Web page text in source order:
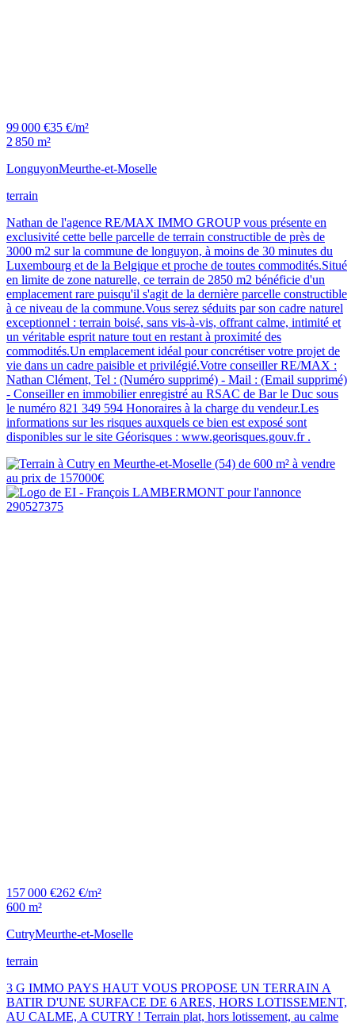
99 000 €35 €/m²
2 850 m²
LonguyonMeurthe-et-Moselle
terrain
Nathan de l'agence RE/MAX IMMO GROUP vous présente en
exclusivité cette belle parcelle de terrain constructible de près de
3000 m2 sur la commune de longuyon, à moins de 30 minutes du
Luxembourg et de la Belgique et proche de toutes commodités.Situé
en limite de zone naturelle, ce terrain de 2850 m2 bénéficie d'un
emplacement rare puisqu'il s'agit de la dernière parcelle constructible
à ce niveau de la commune.Vous serez séduits par son cadre naturel
exceptionnel : terrain boisé, sans vis-à-vis, offrant calme, intimité et
un véritable esprit nature tout en restant à proximité des
commodités.Un emplacement idéal pour concrétiser votre projet de
vie dans un cadre paisible et privilégié.Votre conseiller RE/MAX :
Nathan Clément, Tel : (Numéro supprimé) - Mail : (Email supprimé)
- Conseiller en immobilier enregistré au RSAC de Bar le Duc sous
le numéro 821 349 594 Honoraires à la charge du vendeur.Les
informations sur les risques auxquels ce bien est exposé sont
disponibles sur le site Géorisques : www.georisques.gouv.fr .
157 000 €262 €/m²
600 m²
CutryMeurthe-et-Moselle
terrain
3 G IMMO PAYS HAUT VOUS PROPOSE UN TERRAIN A
BATIR D'UNE SURFACE DE 6 ARES, HORS LOTISSEMENT,
AU CALME, A CUTRY ! Terrain plat, hors lotissement, au calme